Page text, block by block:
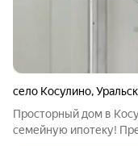
село Косулино,
Просторный дом в
семейную ипотеку!